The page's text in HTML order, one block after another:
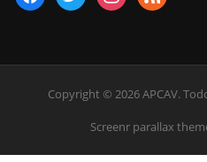
Copyright © 2026 APCAV.
Screenr parallax